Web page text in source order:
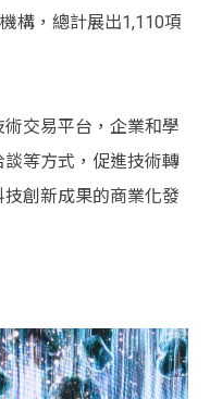
構，總計展出1,110項
交易平台，企業和學
等方式，促進技術轉
創新成果的商業化發